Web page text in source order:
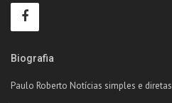
Biografia
Paulo Roberto Notícias simples e diretas